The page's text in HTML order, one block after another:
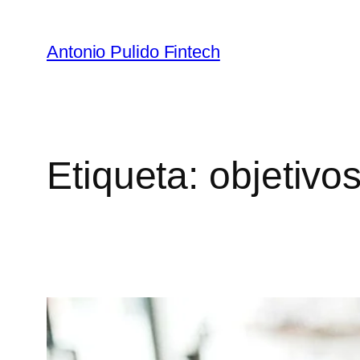
Antonio Pulido Fintech
Etiqueta: